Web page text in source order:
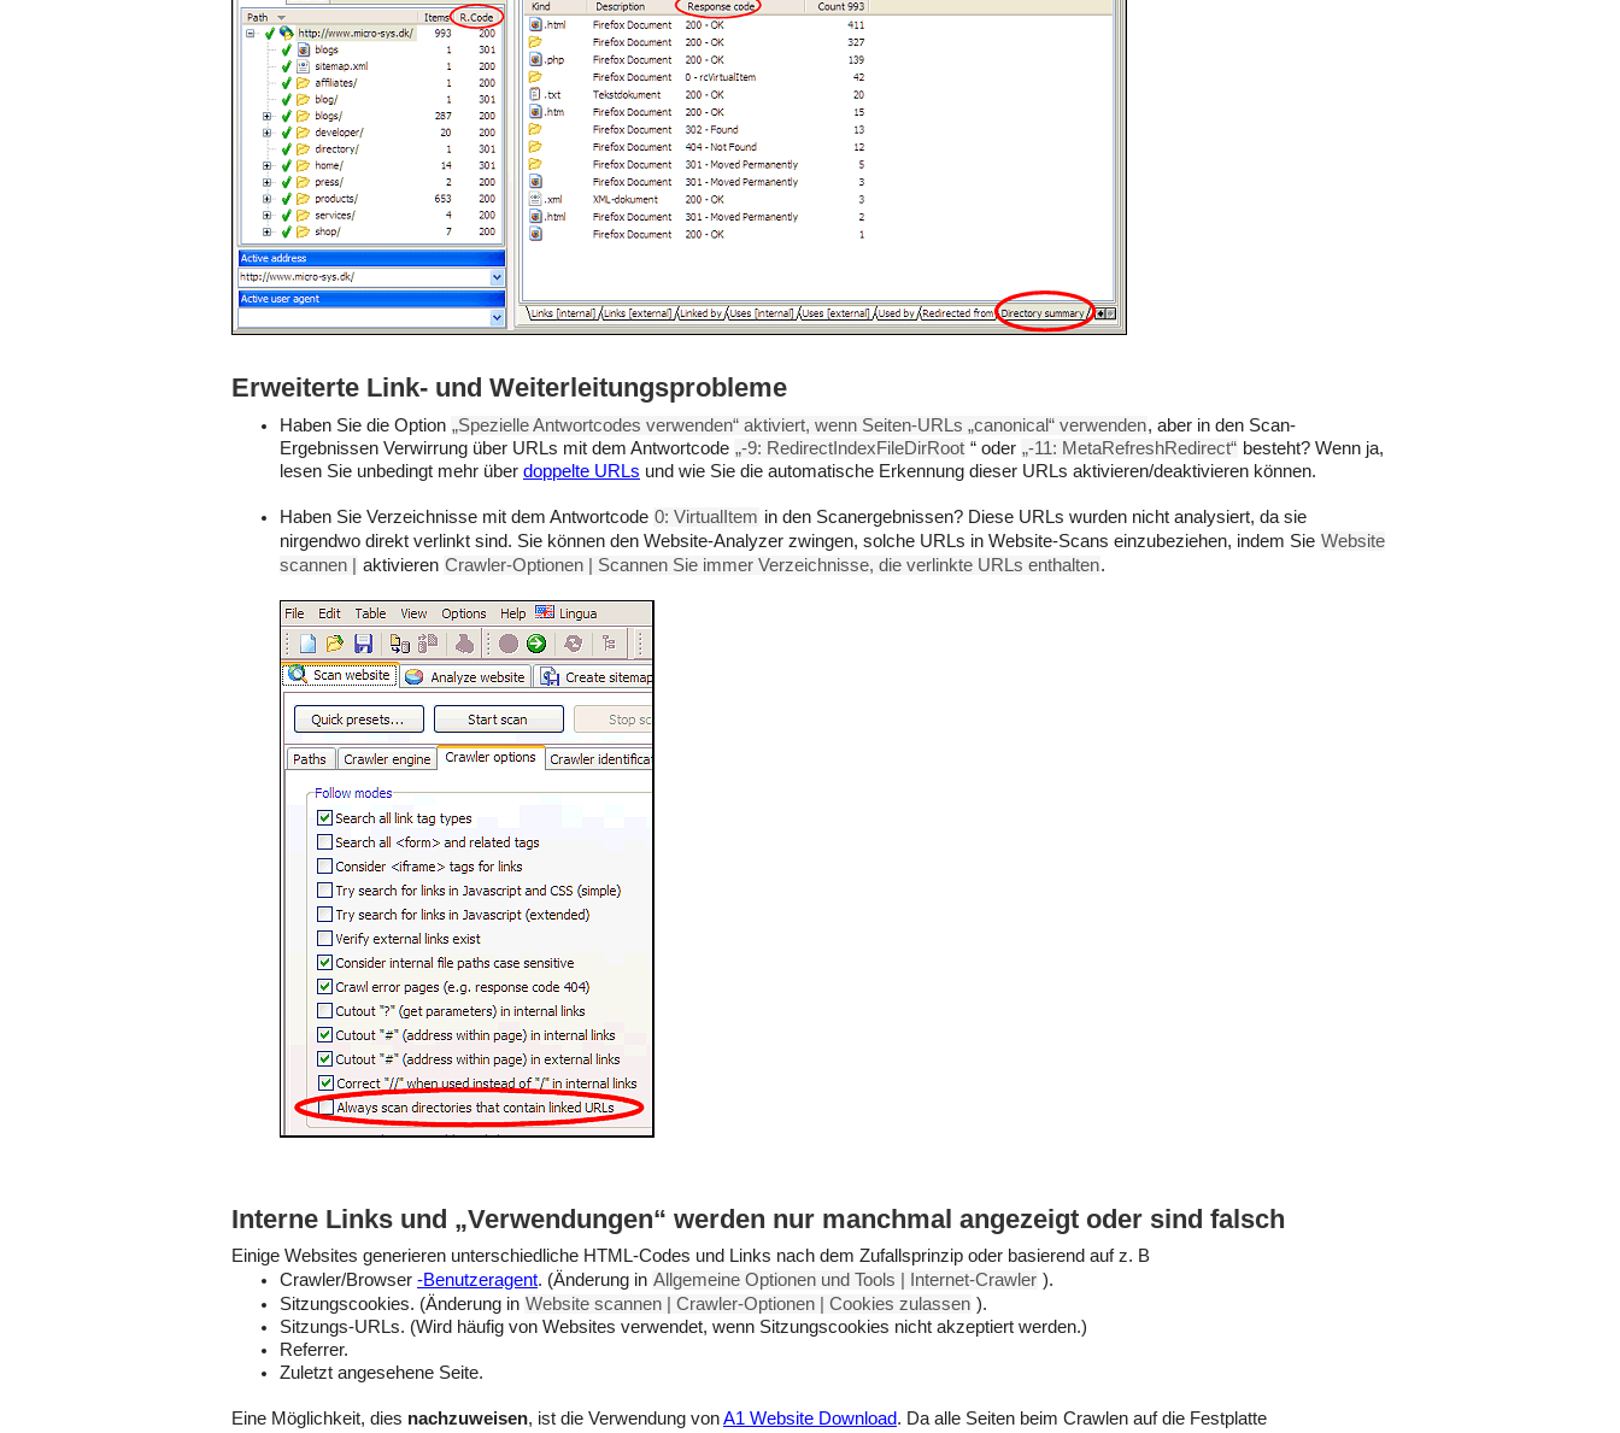
Erweiterte Link- und Weiterleitungsprobleme
Haben Sie die Option „Spezielle Antwortcodes verwenden“ aktiviert, wenn Seiten-URLs „canonical“ verwenden, aber in den Scan-
Ergebnissen Verwirrung über URLs mit dem Antwortcode „-9: RedirectIndexFileDirRoot “ oder „-11: MetaRefreshRedirect“ besteht? Wenn ja,
lesen Sie unbedingt mehr über doppelte URLs und wie Sie die automatische Erkennung dieser URLs aktivieren/deaktivieren können.
Haben Sie Verzeichnisse mit dem Antwortcode 0: VirtualItem in den Scanergebnissen? Diese URLs wurden nicht analysiert, da sie
nirgendwo direkt verlinkt sind. Sie können den Website-Analyzer zwingen, solche URLs in Website-Scans einzubeziehen, indem Sie Website
scannen | aktivieren Crawler-Optionen | Scannen Sie immer Verzeichnisse, die verlinkte URLs enthalten.
Interne Links und „Verwendungen“ werden nur manchmal angezeigt oder sind falsch
Einige Websites generieren unterschiedliche HTML-Codes und Links nach dem Zufallsprinzip oder basierend auf z. B
Crawler/Browser -Benutzeragent. (Änderung in Allgemeine Optionen und Tools | Internet-Crawler ).
Sitzungscookies. (Änderung in Website scannen | Crawler-Optionen | Cookies zulassen ).
Sitzungs-URLs. (Wird häufig von Websites verwendet, wenn Sitzungscookies nicht akzeptiert werden.)
Referrer.
Zuletzt angesehene Seite.
Eine Möglichkeit, dies nachzuweisen, ist die Verwendung vonA1 Website Download. Da alle Seiten beim Crawlen auf die Festplatte